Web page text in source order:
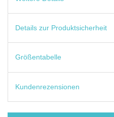
Details zur Produktsicherheit
Größentabelle
Kundenrezensionen